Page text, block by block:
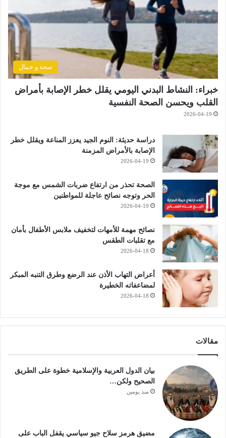
صحة و جمال
خبراء: النشاط البدني اليومي يقلل خطر الإصابة بأمراض
القلب ويحسن الصحة النفسية
2026-04-19
دراسة حديثة: النوم الجيد يعزز المناعة ويقلل خطر
الإصابة بالأمراض المزمنة
2026-04-19
الصحة تحذر من ارتفاع ضربات الشمس مع موجة
الحر وتوجه نصائح عاجلة للمواطنين
2026-04-19
نصائح مهمة للأمهات لتخفيف ملابس الأطفال بأمان
مع تقلبات الطقس
2026-04-18
أعراض التهاب الأذن عند الرضع وطرق التنبه المبكر
لمضاعفاته الخطيرة
2026-04-18
مقالات
بيان الدول العربية والإسلامية خطوة على الطريق
الصحيح ولكن…
منذ يومين
مضيق هرمز سلاح جيو سياسي يقفل الباب على